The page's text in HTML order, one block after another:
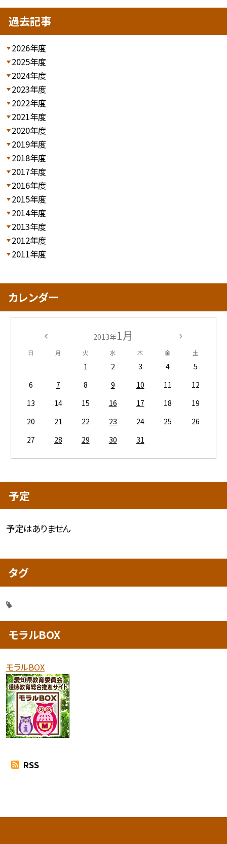
過去記事
2026年度
2025年度
2024年度
2023年度
2022年度
2021年度
2020年度
2019年度
2018年度
2017年度
2016年度
2015年度
2014年度
2013年度
2012年度
2011年度
カレンダー
2013年1月
日 月 火 水 木 金 土
1 2 3 4
5
6
7 8 9 10 11
12
13
14 15 16 17 18
19
20
21 22 23 24 25
26
27
28 29 30 31
予定
予定はありません
タグ
モラルBOX
モラルBOX
RSS